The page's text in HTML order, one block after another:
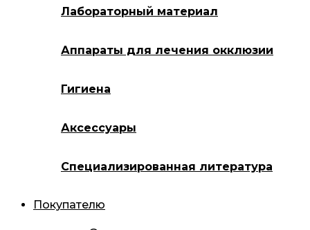
Лабораторный материал
Аппараты для лечения окклюзии
Гигиена
Аксессуары
Специализированная литература
Покупателю